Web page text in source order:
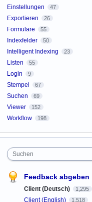
Einstellungen 47
Exportieren 26
Formulare 55
Indexfelder 50
Intelligent Indexing 23
Listen 55
Login 9
Stempel 67
Suchen 69
Viewer 152
Workflow 198
Suchen
Feedback abgeben
Client (Deutsch) 1,295
Client (English) 1,518